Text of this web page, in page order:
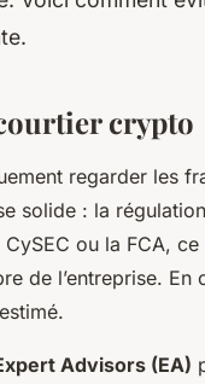
crypto
regarder les
solide : la
ou la FCA,
de l’entreprise. En
Advisors (EA)